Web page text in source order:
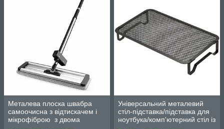
Металева плоска швабра
самоочисна з відтискачем і
мікрофіброю з двома
Універсальний металевий
стіл-підставка/підставка для
ноутбука/комп'ютерний стіл із